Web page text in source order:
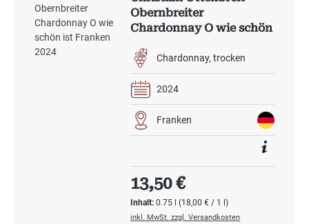
Obernbreiter
Chardonnay O wie schön
Chardonnay trocken
2024
Franken
Inhalt:0.75 l(18,00 € / 1 l)
Regulärer Preis:
13,50 €
inkl. MwSt. zzgl. Versandkosten